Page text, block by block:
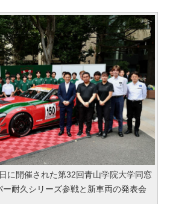
に開催された第32回青山学院大学同窓
耐久シリーズ参戦と新車両の発表会